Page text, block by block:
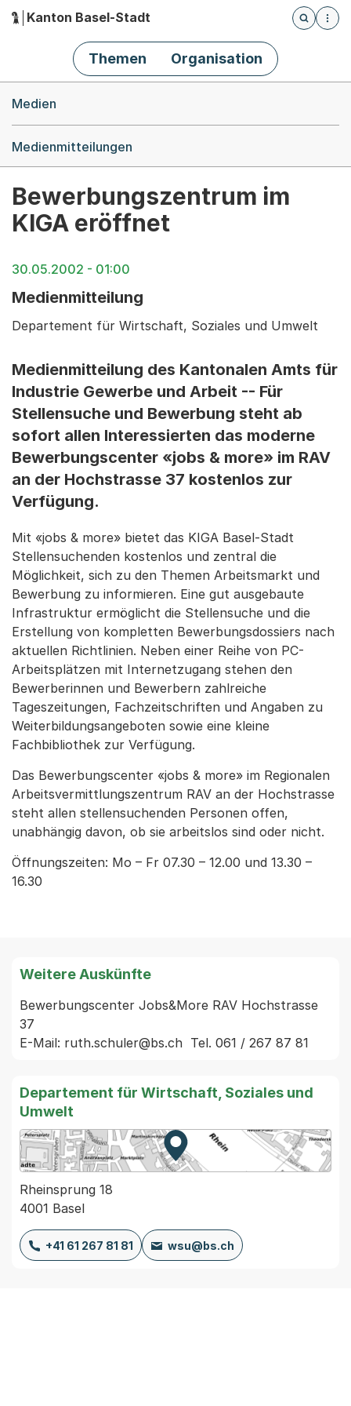
Hauptnavigation
Kanton Basel-Stadt
Öffnet
Themen Organisation
Medien
Medienmitteilungen
Bewerbungszentrum im
KIGA eröffnet
30.05.2002 - 01:00
Medienmitteilung
Departement für Wirtschaft, Soziales und Umwelt
Medienmitteilung des Kantonalen Amts für
Industrie Gewerbe und Arbeit -- Für
Stellensuche und Bewerbung steht ab
sofort allen Interessierten das moderne
Bewerbungscenter «jobs & more» im RAV
an der Hochstrasse 37 kostenlos zur
Verfügung.
Mit «jobs & more» bietet das KIGA Basel-Stadt
Stellensuchenden kostenlos und zentral die
Möglichkeit, sich zu den Themen Arbeitsmarkt und
Bewerbung zu informieren. Eine gut ausgebaute
Infrastruktur ermöglicht die Stellensuche und die
Erstellung von kompletten Bewerbungsdossiers nach
aktuellen Richtlinien. Neben einer Reihe von PC-
Arbeitsplätzen mit Internetzugang stehen den
Bewerberinnen und Bewerbern zahlreiche
Tageszeitungen, Fachzeitschriften und Angaben zu
Weiterbildungsangeboten sowie eine kleine
Fachbibliothek zur Verfügung.
Das Bewerbungscenter «jobs & more» im Regionalen
Arbeitsvermittlungszentrum RAV an der Hochstrasse
steht allen stellensuchenden Personen offen,
unabhängig davon, ob sie arbeitslos sind oder nicht.
Öffnungszeiten: Mo – Fr 07.30 – 12.00 und 13.30 –
16.30
Weitere Auskünfte
Bewerbungscenter Jobs&More RAV Hochstrasse
37
E-Mail: ruth.schuler@bs.ch  Tel. 061 / 267 87 81
Departement für Wirtschaft, Soziales und
Umwelt
Zur Karte von MapBS.
Externer Link, wird in einem
Rheinsprung 18
4001 Basel
+41 61 267 81 81 wsu@bs.ch